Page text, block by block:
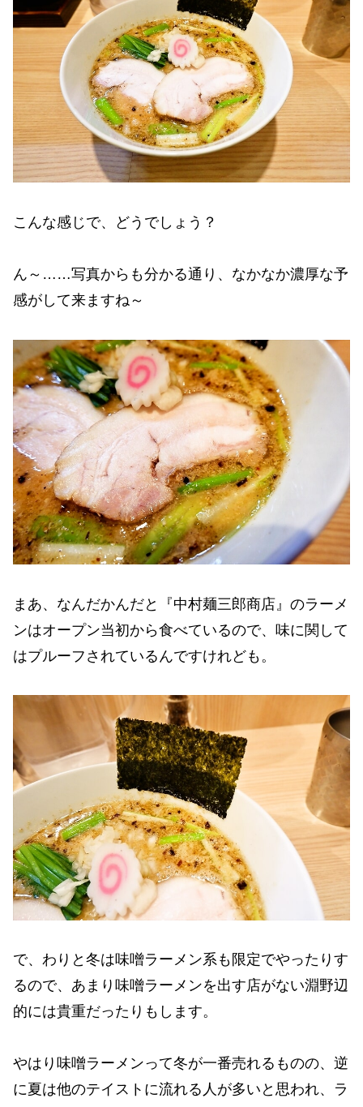
こんな感じで、どうでしょう？
ん～……写真からも分かる通り、なかなか濃厚な予
感がして来ますね～
まあ、なんだかんだと『中村麺三郎商店』のラーメ
ンはオープン当初から食べているので、味に関して
はプルーフされているんですけれども。
で、わりと冬は味噌ラーメン系も限定でやったりす
るので、あまり味噌ラーメンを出す店がない淵野辺
的には貴重だったりもします。
やはり味噌ラーメンって冬が一番売れるものの、逆
に夏は他のテイストに流れる人が多いと思われ、ラ